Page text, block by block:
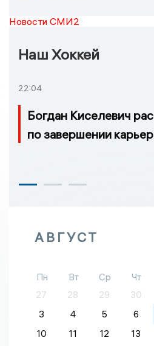
Новости СМИ2
Наш Хоккей
22:04
Богдан Киселевич
по завершении
АВГУСТ
Пн Вт Ср Чт
27
28 29 30
3
4 5 6
10
11 12 13